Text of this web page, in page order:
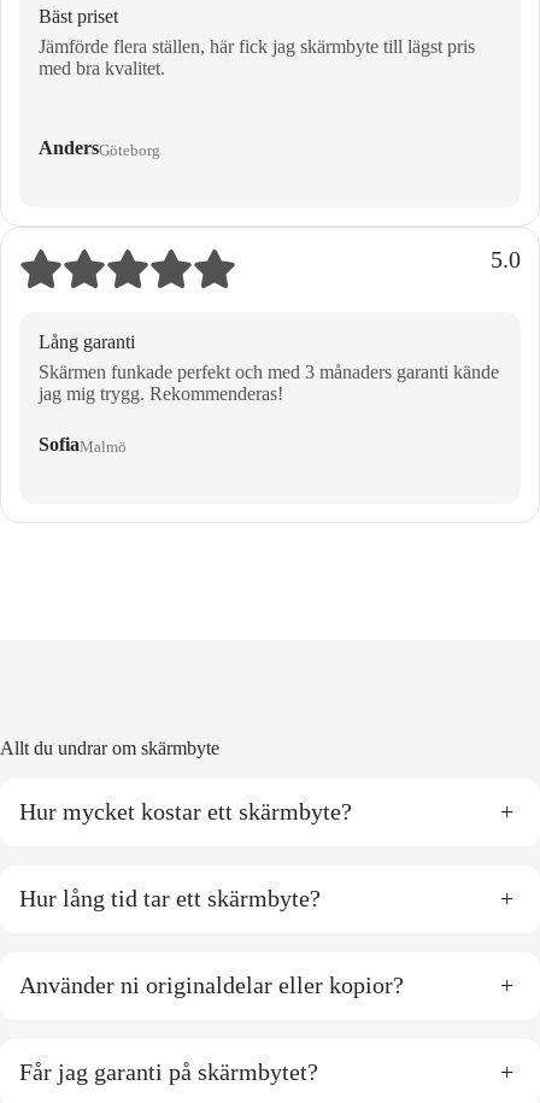
Bäst priset
Jämförde flera ställen, här fick jag skärmbyte till lägst pris
med bra kvalitet.
AndersGöteborg
5.0
Lång garanti
Skärmen funkade perfekt och med 3 månaders garanti kände
jag mig trygg. Rekommenderas!
SofiaMalmö
Allt du undrar om skärmbyte
Hur mycket kostar ett skärmbyte? +
Hur lång tid tar ett skärmbyte? +
Använder ni originaldelar eller kopior? +
Får jag garanti på skärmbytet? +